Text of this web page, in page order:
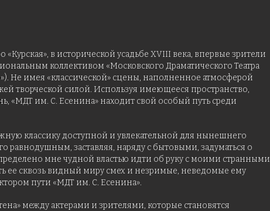
в исторической усадьбе XVIII века, впервые зрители
коллективом «Московского Драматического Театра
Не имея «классической» сцены, наполненное атмосферой
творческой силой. Используя имеющееся пространство,
«МДТ им. С. Есенина» находит свой особый путь среди
классику доступной и увлекательной для нынешнего
равнодушным, заставляя, наряду с бытовыми, задуматься о
мне чудной властью идти об руку с моими странными
ее сквозь видный миру смех и незримые, неведомые ему
пути «МДТ им. С. Есенина».
между актерами и зрителями, которые становятся